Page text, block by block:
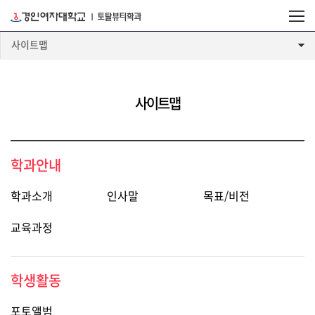
사이트맵
사이트맵
학과안내
학과소개 인사말 목표/비전
교육과정
학생활동
포토앨범